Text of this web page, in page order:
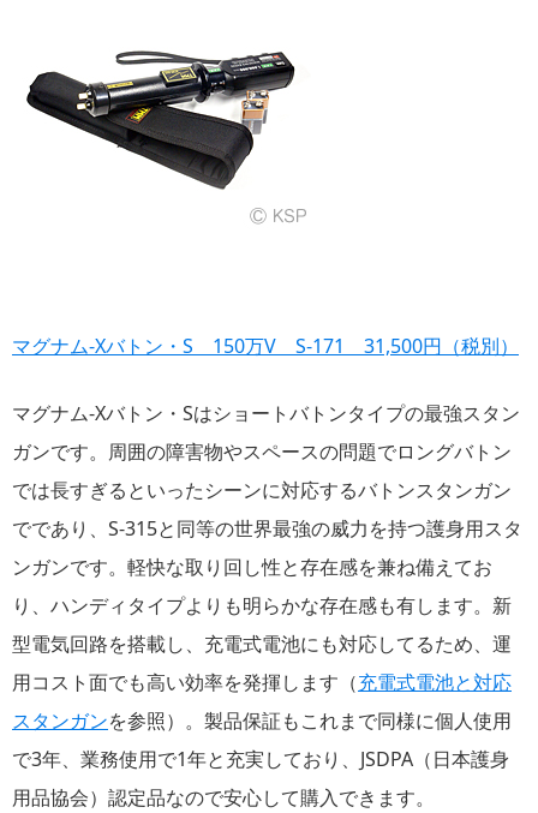
マグナム-Xバトン・S 150万V S-171 31,500円（税別）
マグナム-Xバトン・Sはショートバトンタイプの最強スタン
ガンです。周囲の障害物やスペースの問題でロングバトン
では長すぎるといったシーンに対応するバトンスタンガン
でであり、S-315と同等の世界最強の威力を持つ護身用スタ
ンガンです。軽快な取り回し性と存在感を兼ね備えてお
り、ハンディタイプよりも明らかな存在感も有します。新
型電気回路を搭載し、充電式電池にも対応してるため、運
用コスト面でも高い効率を発揮します（充電式電池と対応
スタンガンを参照）。製品保証もこれまで同様に個人使用
で3年、業務使用で1年と充実しており、JSDPA（日本護身
用品協会）認定品なので安心して購入できます。